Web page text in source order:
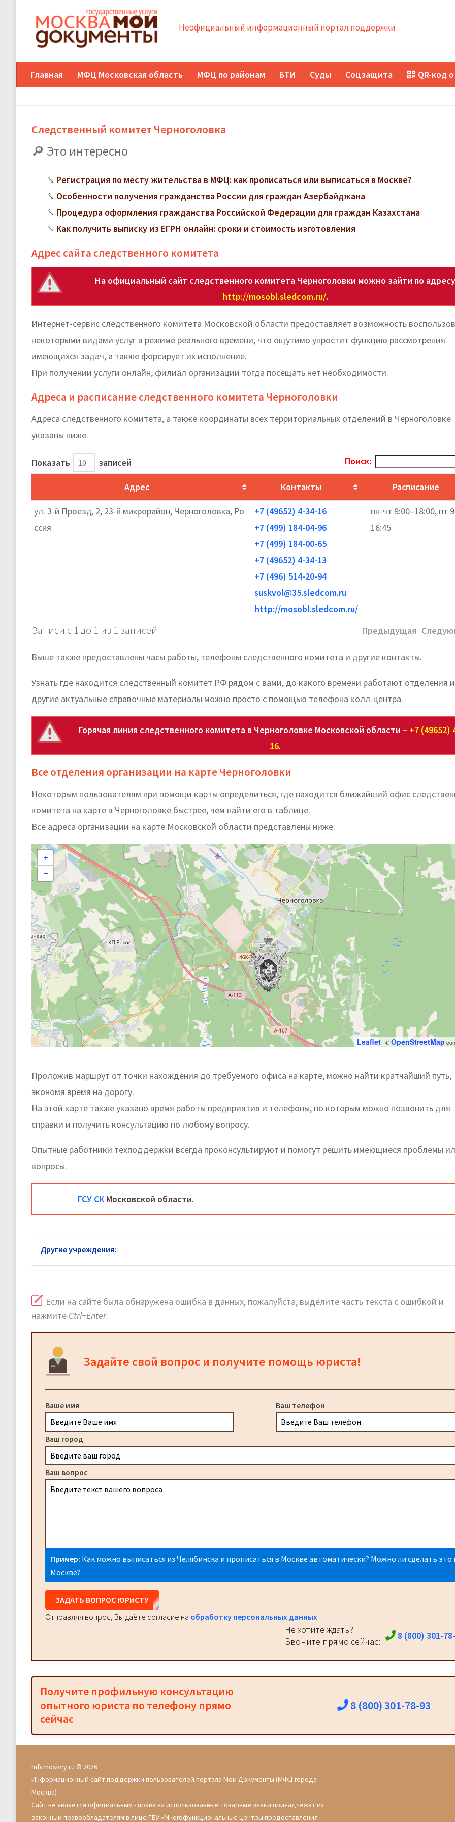
Неофициальный информационный портал поддержки
Главная МФЦ Московская область МФЦ по районам БТИ Суды Соцзащита QR-код
Следственный комитет Черноголовка
Это интересно
Регистрация по месту жительства в МФЦ: как прописаться или выписаться в Москве?
Особенности получения гражданства России для граждан Азербайджана
Процедура оформления гражданства Российской Федерации для граждан Казахстана
Как получить выписку из ЕГРН онлайн: сроки и стоимость изготовления
Адрес сайта следственного комитета
На официальный сайт следственного комитета Черноголовки можно зайти по адресу
http://mosobl.sledcom.ru/.
Интернет-сервис следственного комитета Московской области предоставляет возможность
некоторыми видами услуг в режиме реального времени, что ощутимо упростит функцию рассмотрения
имеющихся задач, а также форсирует их исполнение.
При получении услуги онлайн, филиал организации тогда посещать нет необходимости.
Адреса и расписание следственного комитета Черноголовки
Адреса следственного комитета, а также координаты всех территориальных отделений в Черноголовке
указаны ниже.
Показать записей Поиск:
Адрес Контакты Расписание
ул. 3-й Проезд, 2, 23-й микрорайон, Черноголовка, Ро
ссия
+7 (49652) 4-34-16
+7 (499) 184-04-96
+7 (499) 184-00-65
+7 (49652) 4-34-13
+7 (496) 514-20-94
suskvol@35.sledcom.ru
http://mosobl.sledcom.ru/
пн-чт 9:00–18:00, пт
16:45
Записи с 1 до 1 из 1 записей Предыдущая
Выше также предоставлены часы работы, телефоны следственного комитета и другие контакты.
Узнать где находится следственный комитет РФ рядом с вами, до какого времени работают отделения и
другие актуальные справочные материалы можно просто с помощью телефона колл-центра.
Горячая линия следственного комитета в Черноголовке Московской области – +7 (49652)
16.
Все отделения организации на карте Черноголовки
Некоторым пользователям при помощи карты определиться, где находится ближайший офис
комитета на карте в Черноголовке быстрее, чем найти его в таблице.
Все адреса организации на карте Московской области представлены ниже.
+
−
Leaflet | ©OpenStreetMap
Проложив маршрут от точки нахождения до требуемого офиса на карте, можно найти кратчайший путь,
экономя время на дорогу.
На этой карте также указано время работы предприятия и телефоны, по которым можно позвонить для
справки и получить консультацию по любому вопросу.
Опытные работники техподдержки всегда проконсультируют и помогут решить имеющиеся проблемы
вопросы.
ГСУ СКМосковской области.
Другие учреждения:
Если на сайте была обнаружена ошибка в данных, пожалуйста, выделите часть текста с ошибкой и
нажмите Ctrl+Enter.
Задайте свой вопрос и получите помощь юриста!
Ваше имя Ваш телефон
Ваш город
Ваш вопрос
Пример: Как можно выписаться из Челябинска и прописаться в Москве автоматически? Можно ли сделать это
Москве?
ЗАДАТЬ ВОПРОС ЮРИСТУ
Отправляя вопрос, Вы даёте согласие на обработку персональных данных
Не хотите ждать?
Звоните прямо сейчас:
8 (800) 301-
Получите профильную консультацию
опытного юриста по телефону прямо
сейчас
8 (800) 301-78-93
mfcmoskvy.ru © 2026
Информационный сайт поддержки пользователей портала Мои Документы (МФЦ города
Москва)
Сайт не является официальным - права на использованные товарные знаки принадлежат их
законным правообладателям в лице ГБУ «Многофункциональные центры предоставления